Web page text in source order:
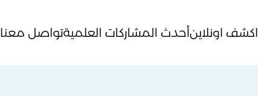
اكشف اونلاينأحدث المشاركات العلميةتواصل معنا